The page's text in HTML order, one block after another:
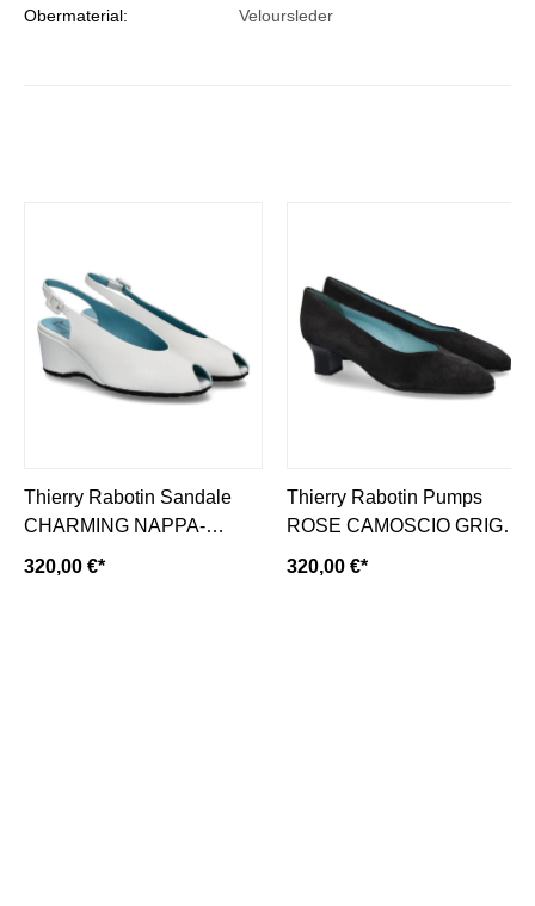
Obermaterial: Veloursleder
Thierry Rabotin Sandale
CHARMING NAPPA-
bianco/ weiss
320,00 €*
Thierry Rabotin Pumps
ROSE CAMOSCIO GRIGIO
(36)
320,00 €*